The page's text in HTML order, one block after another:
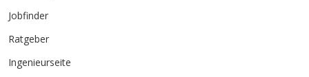
Jobfinder
Ratgeber
Ingenieurseite